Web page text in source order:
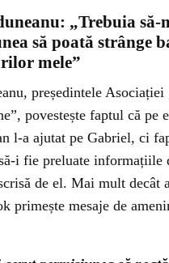
„Trebuia să-
să poată strânge
mele”
președintele Asociației
povestește faptul că pe
l-a ajutat pe Gabriel, ci
i fie preluate informațiile
de el. Mai mult decât
primește mesaje de